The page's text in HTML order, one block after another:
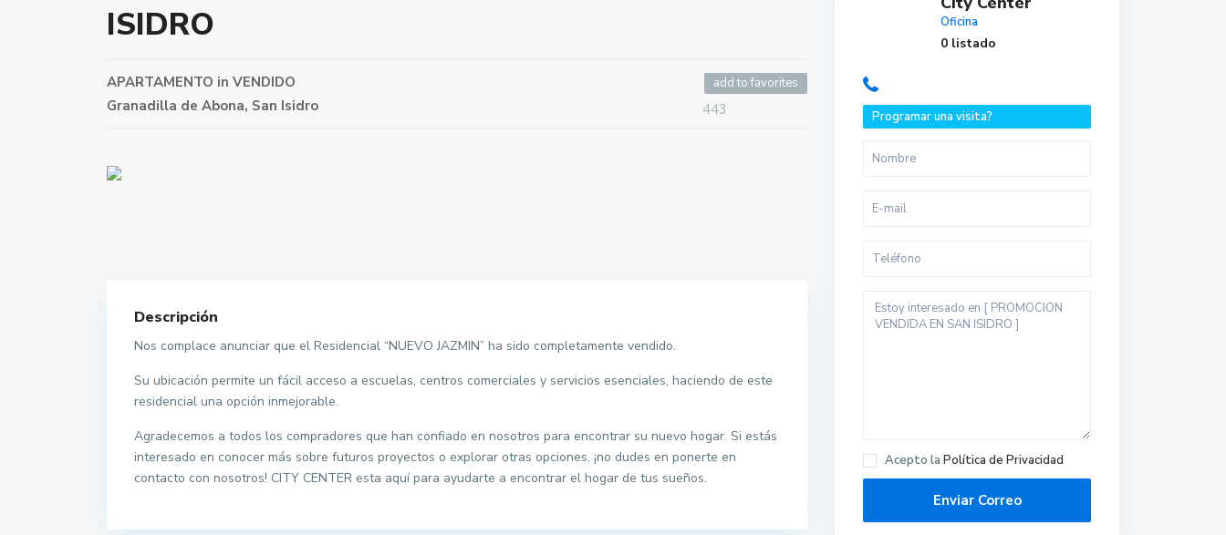
ISIDRO
APARTAMENTO in VENDIDO
Granadilla de Abona, San Isidro
add to favorites
443
Descripción
Nos complace anunciar que el Residencial “NUEVO JAZMIN” ha sido completamente vendido.
Su ubicación permite un fácil acceso a escuelas, centros comerciales y servicios esenciales, haciendo de este
residencial una opción inmejorable.
Agradecemos a todos los compradores que han confiado en nosotros para encontrar su nuevo hogar. Si estás
interesado en conocer más sobre futuros proyectos o explorar otras opciones, ¡no dudes en ponerte en
contacto con nosotros! CITY CENTER esta aquí para ayudarte a encontrar el hogar de tus sueños.
Oficina
0 listado
Programar una visita?
Acepto la Política de Privacidad